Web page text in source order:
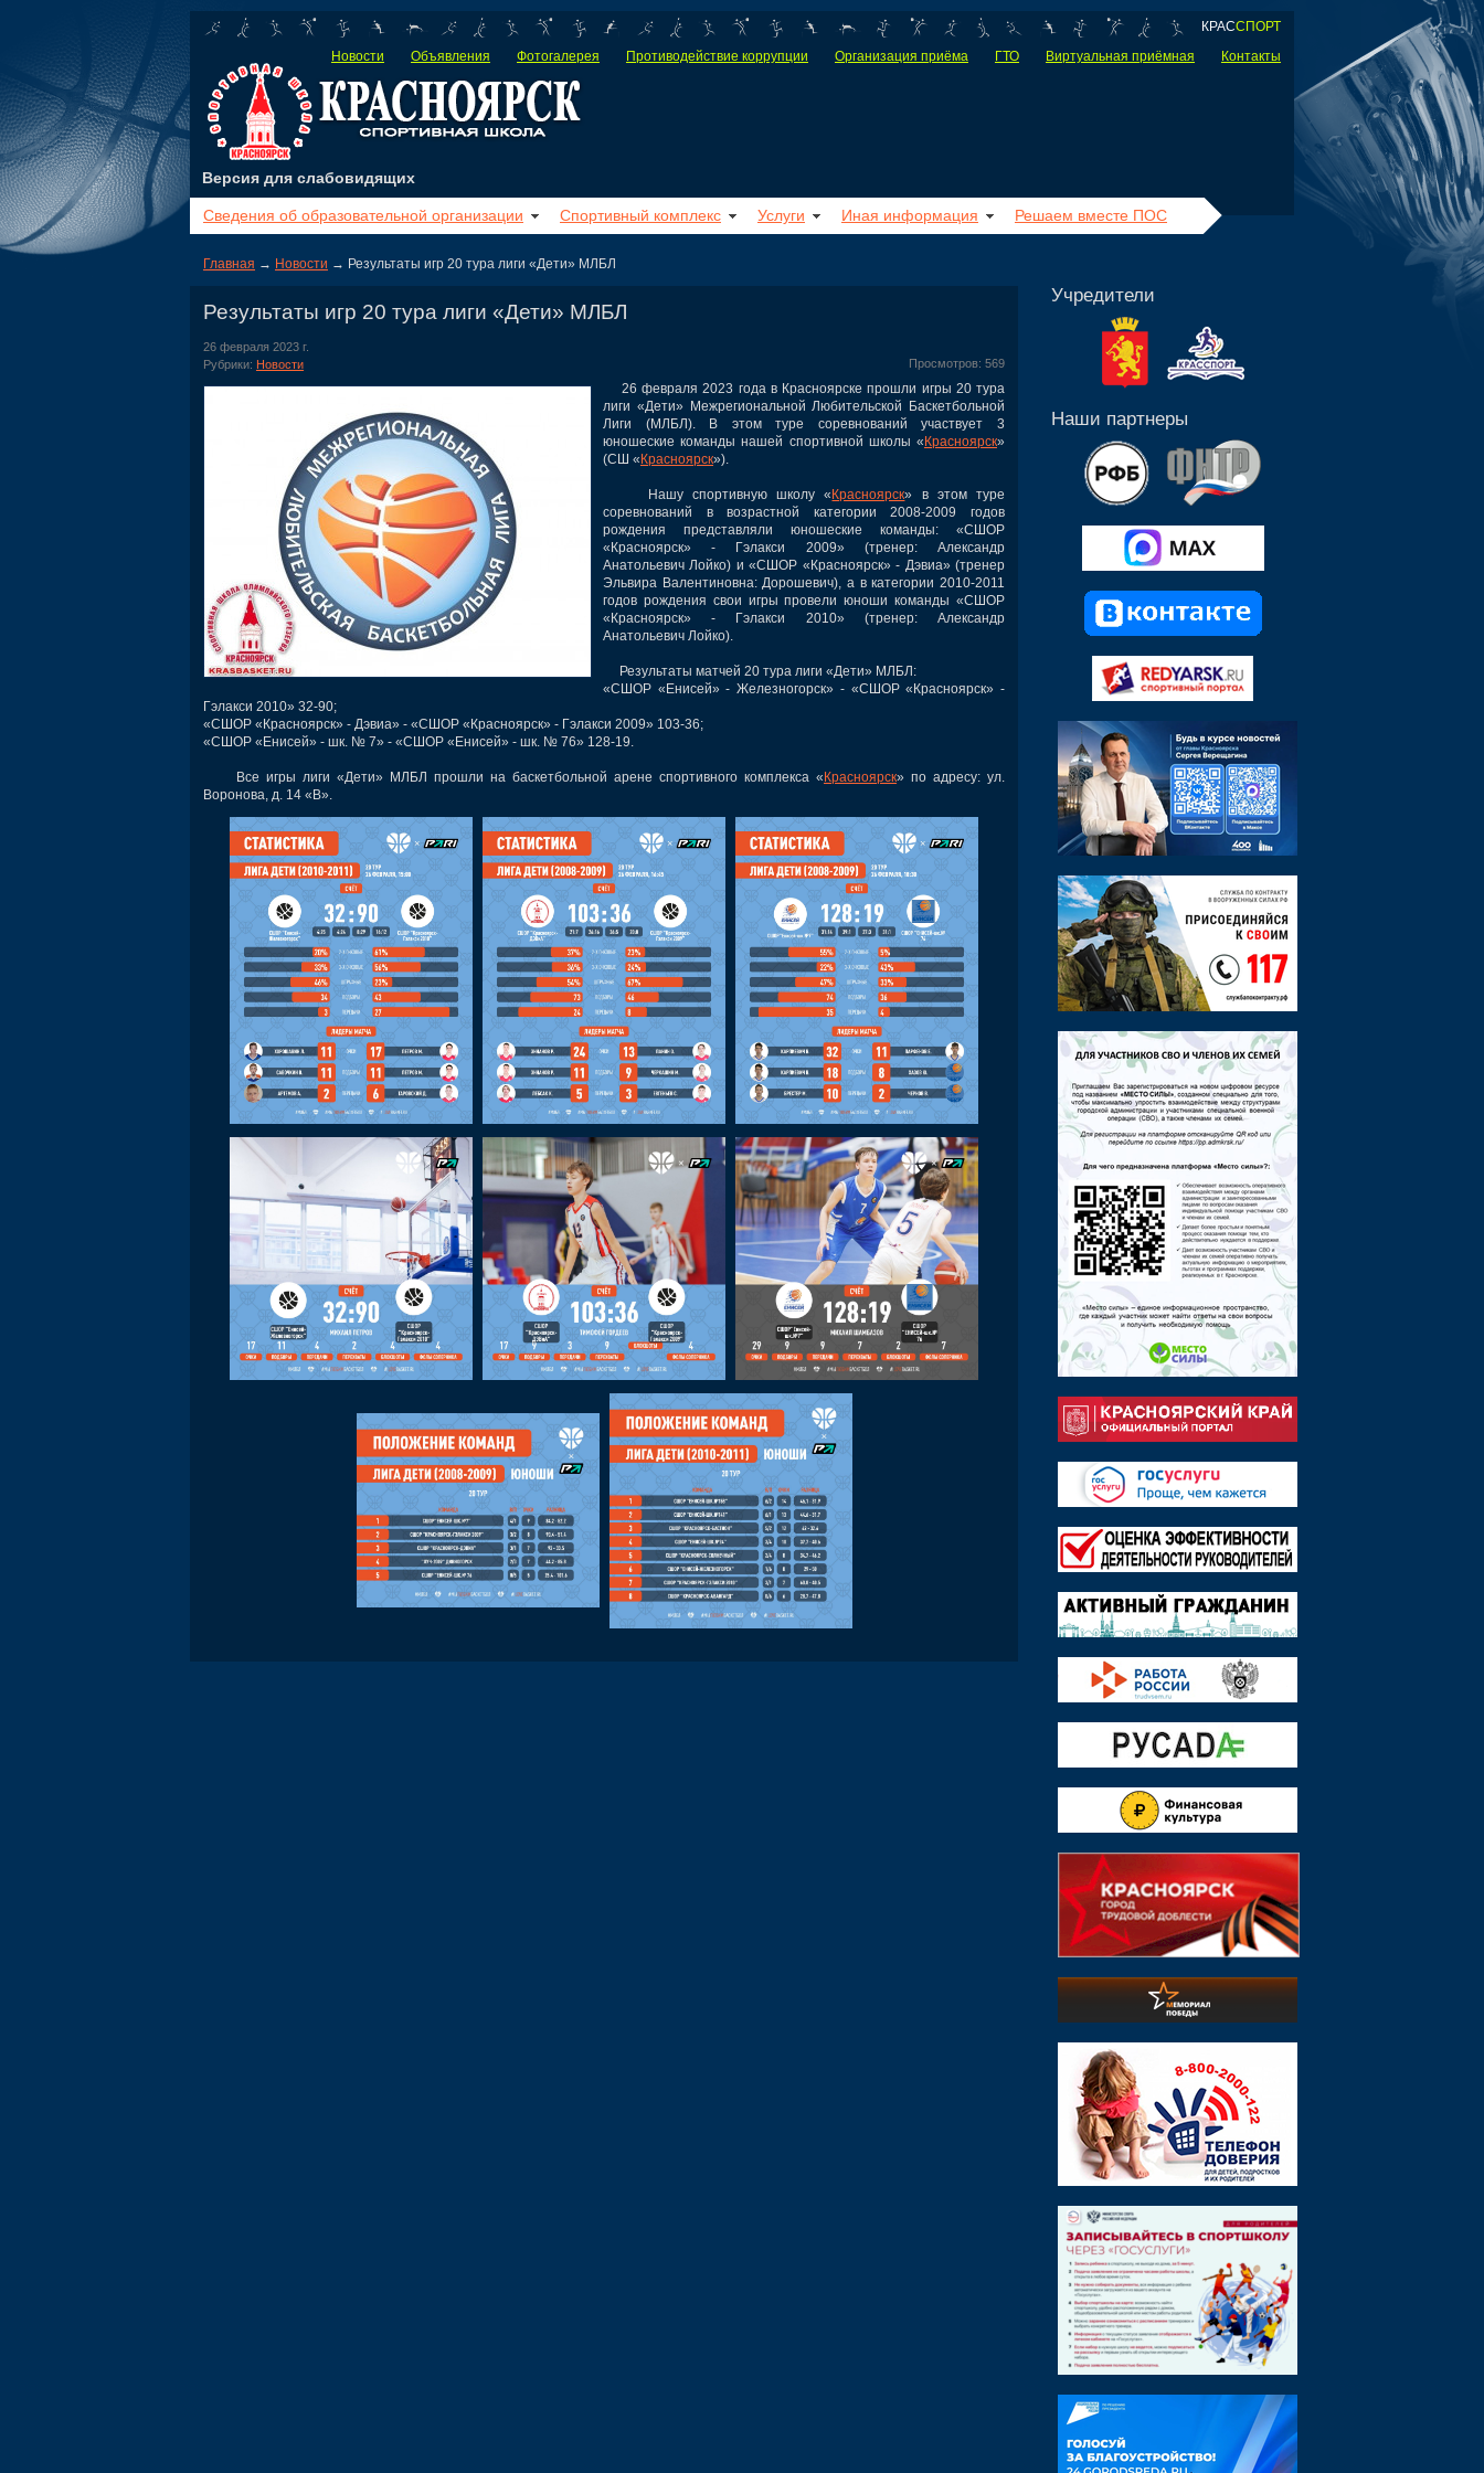
КРАССПОРТ
Новости
Объявления Фотогалерея Противодействие коррупции Организация приёма ГТО Виртуальная приёмная Контакты
Версия для слабовидящих
Сведения об образовательной организации Спортивный комплекс Услуги Иная информация Решаем вместе ПОС
Главная → Новости → Результаты игр 20 тура лиги «Дети» МЛБЛ
Результаты игр 20 тура лиги «Дети» МЛБЛ
26 февраля 2023 г.
Рубрики: Новости Просмотров: 569
26 февраля 2023 года в Красноярске прошли игры 20 тура
лиги «Дети» Межрегиональной Любительской Баскетбольной
Лиги (МЛБЛ).
В этом туре соревнований участвует 3
юношеские команды нашей спортивной школы «Красноярск»
(СШ «Красноярск»).
Нашу спортивную школу «Красноярск» в этом туре
соревнований в возрастной категории 2008-2009 годов
рождения представляли юношеские команды: «СШОР
«Красноярск» - Гэлакси 2009» (тренер: Александр
Анатольевич Лойко) и «СШОР «Красноярск» - Дэвиа» (тренер
Эльвира Валентиновна: Дорошевич), а в категории 2010-2011
годов рождения свои игры провели юноши команды «СШОР
«Красноярск» - Гэлакси 2010» (тренер: Александр
Анатольевич Лойко).
Результаты матчей 20 тура лиги «Дети» МЛБЛ:
«СШОР «Енисей» - Железногорск» - «СШОР «Красноярск» -
Гэлакси 2010» 32-90;
«СШОР «Красноярск» - Дэвиа» - «СШОР «Красноярск» - Гэлакси 2009» 103-36;
«СШОР «Енисей» - шк. № 7» - «СШОР «Енисей» - шк. № 76» 128-19.
Все игры лиги «Дети» МЛБЛ прошли на баскетбольной арене спортивного комплекса «Красноярск» по адресу: ул.
Воронова, д. 14 «В».
Учредители
Наши партнеры